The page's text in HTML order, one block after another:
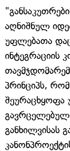
აღნიშნულ
უფლებათა
ინტეგრაციის
პრინციპს,
შეურაცხყოფა
განხილვისას